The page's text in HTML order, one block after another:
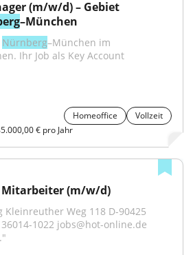
(m/w/d) – Gebiet
–München
Nürnberg–München im
Ihr Job als Key Account
Homeoffice
Vollzeit
€ pro Jahr
(m/w/d)
1022 jobs@hot-online.de